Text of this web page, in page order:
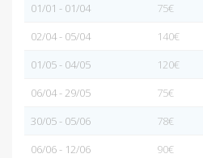
01/01 - 01/04
75€
02/04 - 05/04
140€
01/05 - 04/05
120€
06/04 - 29/05
75€
30/05 - 05/06
78€
06/06 - 12/06
90€